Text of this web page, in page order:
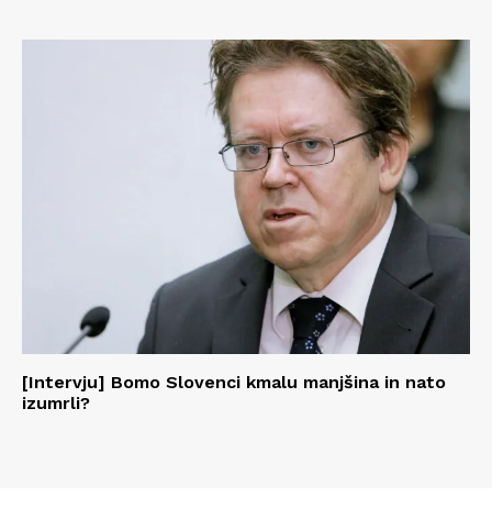
[Intervju] Bomo Slovenci kmalu manjšina in nato
izumrli?